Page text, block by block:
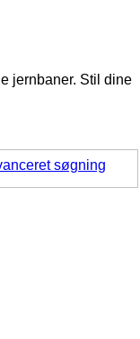
jernbaner. Stil dine
søgning